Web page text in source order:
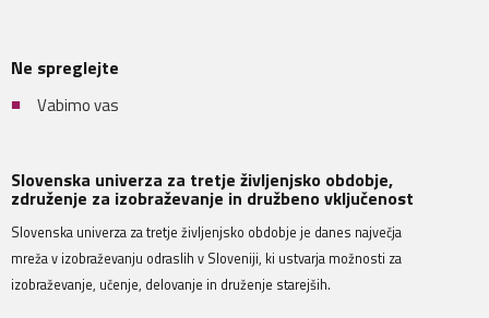
Ne spreglejte
Vabimo vas
Slovenska univerza za tretje življenjsko obdobje,
združenje za izobraževanje in družbeno vključenost
Slovenska univerza za tretje življenjsko obdobje je danes največja
mreža v izobraževanju odraslih v Sloveniji, ki ustvarja možnosti za
izobraževanje, učenje, delovanje in druženje starejših.